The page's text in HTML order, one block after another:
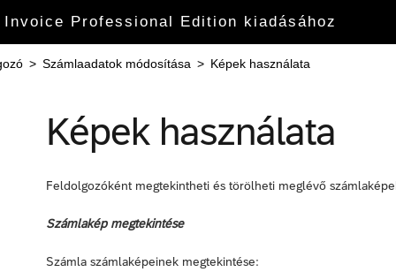
Professional Edition kiadásához
> Számlaadatok módosítása > Képek használata
Képek használata
Feldolgozóként megtekintheti és törölheti meglévő
Számlakép megtekintése
Számla számlaképeinek megtekintése: